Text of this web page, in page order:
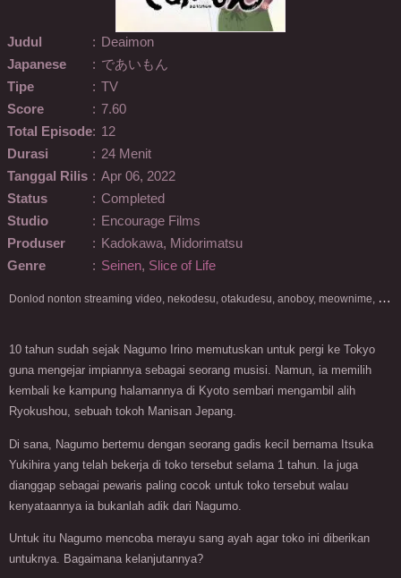
Judul : Deaimon
Japanese
: であいもん
Tipe
: TV
Score
: 7.60
Total Episode: 12
Durasi
: 24 Menit
Tanggal Rilis : Apr 06, 2022
Status
: Completed
Studio
: Encourage Films
Produser
: Kadokawa, Midorimatsu
Genre
: Seinen, Slice of Life
D
onlod nonton streaming video, nekodesu, otakudesu, anoboy, meownime, anitoki, meguminime, melody, oploverz, anoboy, nimegami, unduh, riie net, drivenime, myanimelist, MAL, kusonime, neonime, bstation, maxnime, Netflix, animeindo, anichin, crunchyroll, neonime, samehadaku, streaming, otakupoi, awsubs, anibatch, anikyojin, nekonime, kurogaze, zippyshare, vidio google drive, Muse Indonesia, kazefuri, iQIYI, Viu, Ani-One Asia, Animenonton, Otaku desu, Mangaku, Anibatch,Vidio, Genflix, Amazon Prime Video, 3GP, Mp4, 240p, Terlengkap.
10 tahun sudah sejak Nagumo Irino memutuskan untuk pergi ke Tokyo
guna mengejar impiannya sebagai seorang musisi. Namun, ia memilih
kembali ke kampung halamannya di Kyoto sembari mengambil alih
Ryokushou, sebuah tokoh Manisan Jepang.
Di sana, Nagumo bertemu dengan seorang gadis kecil bernama Itsuka
Yukihira yang telah bekerja di toko tersebut selama 1 tahun. Ia juga
dianggap sebagai pewaris paling cocok untuk toko tersebut walau
kenyataannya ia bukanlah adik dari Nagumo.
Untuk itu Nagumo mencoba merayu sang ayah agar toko ini diberikan
untuknya. Bagaimana kelanjutannya?